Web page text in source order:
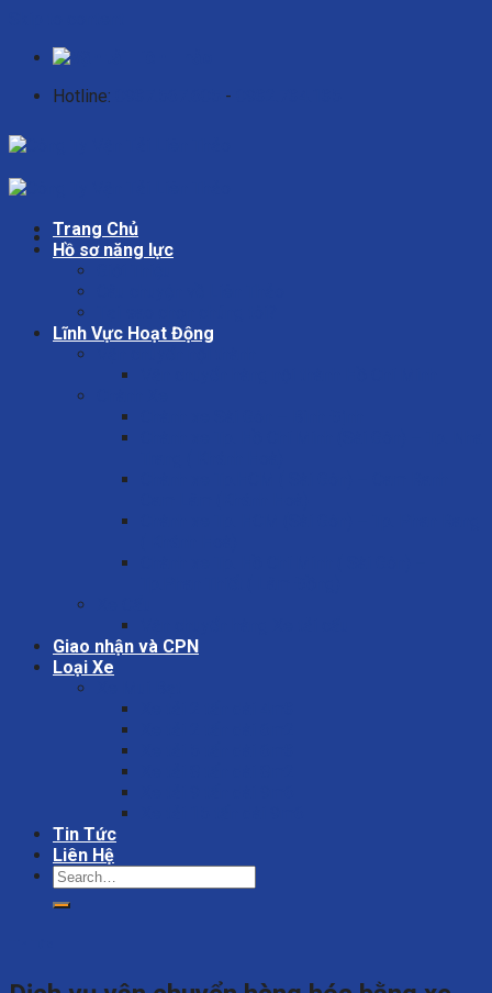
Hotline: -
Trang Chủ
Hồ sơ năng lực
Lĩnh Vực Hoạt Động
Giao nhận và CPN
Loại Xe
Tin Tức
Liên Hệ